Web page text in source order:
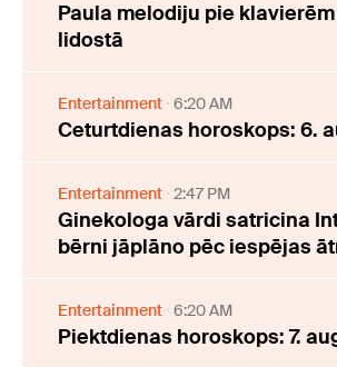
Paula melodiju pie
lidostā
Entertainment 6:20 AM
Ceturtdienas horoskops: 6.
Entertainment 2:47 PM
Ginekologa vārdi satricina
bērni jāplāno pēc iespējas
Entertainment 6:20 AM
Piektdienas horoskops: 7.